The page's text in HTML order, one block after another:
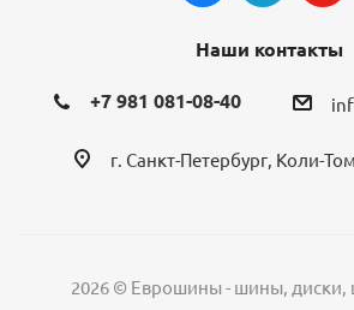
Наши контакты
+7 981 081-08-40
г. Санкт-Петербург, Коли-
2026 © Еврошины - шины,